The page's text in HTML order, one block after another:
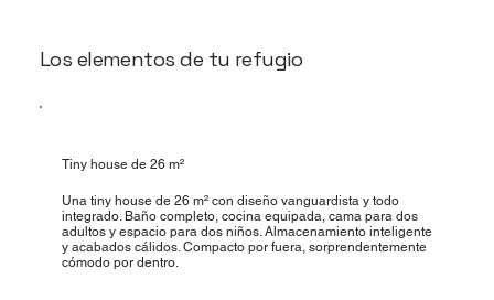
Los elementos de tu refugio
Tiny house de 26 m²
Una tiny house de 26 m² con diseño vanguardista y todo
integrado. Baño completo, cocina equipada, cama para dos
adultos y espacio para dos niños. Almacenamiento inteligente
y acabados cálidos. Compacto por fuera, sorprendentemente
cómodo por dentro.